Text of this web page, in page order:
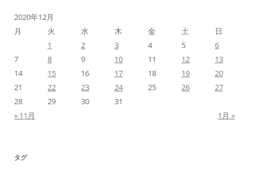
2020年12月
月
火 水 木 金 土
日
1
2 3 4 5
6
7
8 9 10 11 12
13
14
15 16 17 18 19
20
21
22 23 24 25 26
27
28
29 30
31
« 11月
1月 »
タグ